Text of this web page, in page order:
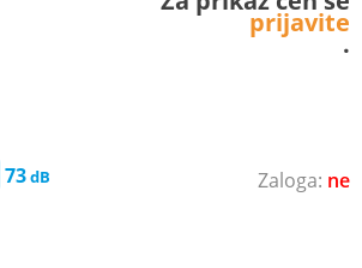
ne
73
prijavite
.